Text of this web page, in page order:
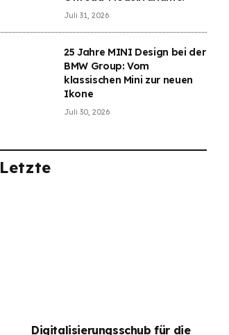
Juli 31, 2026
25 Jahre MINI Design bei der
BMW Group: Vom
klassischen Mini zur neuen
Ikone
Juli 30, 2026
Letzte
Digitalisierungsschub für die